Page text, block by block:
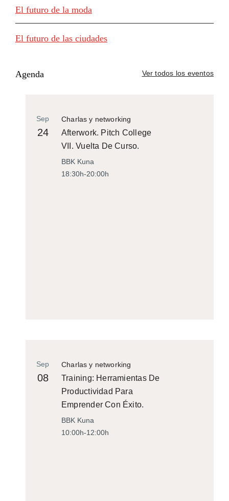
El futuro de la moda
El futuro de las ciudades
Agenda Ver todos los eventos
Charlas y networking
Sep
24
Afterwork. Pitch College
VII. Vuelta De Curso.
BBK Kuna
18:30h-20:00h
Charlas y networking
Sep
08
Training: Herramientas De
Productividad Para
Emprender Con Éxito.
BBK Kuna
10:00h-12:00h